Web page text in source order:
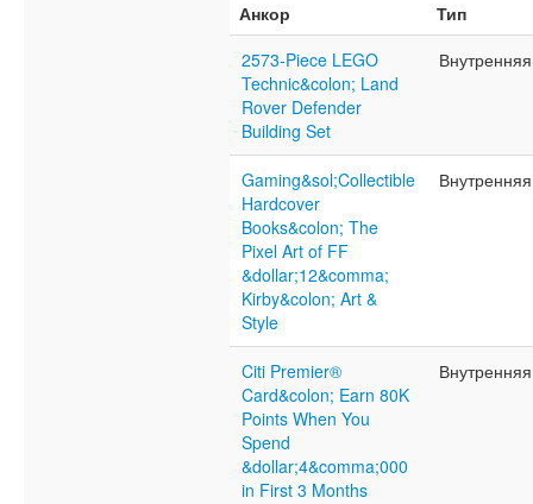
Анкор
Тип
2573-Piece LEGO
Technic&colon; Land
Rover Defender
Building Set
Внутренняя
Gaming&sol;Collectible
Hardcover
Books&colon; The
Pixel Art of FF
&dollar;12&comma;
Kirby&colon; Art &
Style
Внутренняя
Citi Premier®
Card&colon; Earn 80K
Points When You
Spend
&dollar;4&comma;000
in First 3 Months
Внутренняя